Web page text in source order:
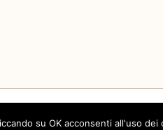
su OK acconsenti all'uso dei